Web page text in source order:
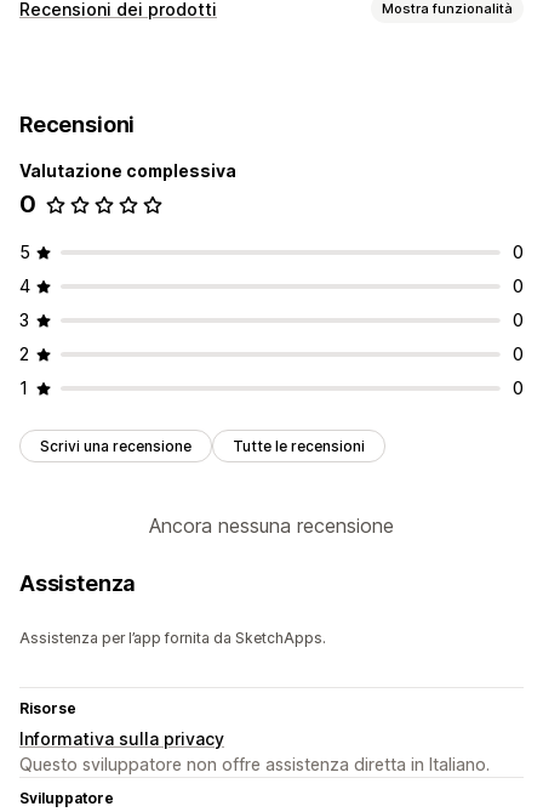
Recensioni dei prodotti Mostra funzionalità
Importazione ed esportazione
Recensioni
Valutazione complessiva
0
5
0
4
0
3
0
2
0
1
0
Scrivi una recensione Tutte le recensioni
Ancora nessuna recensione
Assistenza
Assistenza per l’app fornita da SketchApps.
Risorse
Informativa sulla privacy
Questo sviluppatore non offre assistenza diretta in Italiano.
Sviluppatore